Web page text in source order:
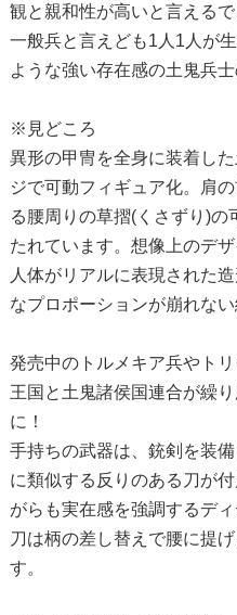
観と親和性が高いと言えるで
一般兵と言えども1人1人が
ような強い存在感の土鬼兵
※見どころ
異形の甲冑を全身に装着し
ジで可動フィギュア化。肩
る腰周りの草摺(くさずり)
たれています。想像上のデ
人体がリアルに表現された
なプロポーションが崩れない
発売中のトルメキア兵やト
王国と土鬼諸侯国連合が繰
に！
手持ちの武器は、銃剣を装
に類似する反りのある刀が
がらも実在感を強調するデ
刀は柄の差し替えで腰に提
す。